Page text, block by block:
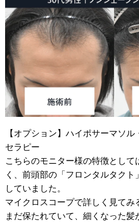
【オプション】ハイポサーマソ
セラピー
こちらのモニター様の特徴として
く、前頭部の「フロンタルタク
していました。
マイクロスコープで詳しく見てみ
まだ保たれていて、細くなった髪